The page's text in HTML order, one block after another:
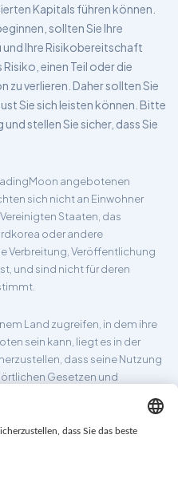
Kapitals führen können.
sollten Sie Ihre
und Ihre Risikobereitschaft
einen Teil oder die
zu verlieren. Daher sollten Sie
Sie sich leisten können. Bitte
stellen Sie sicher, dass Sie
angebotenen
sich nicht an Einwohner
Staaten, das
oder andere
Verbreitung, Veröffentlichung
und sind nicht für deren
Land zugreifen, in dem ihre
sein kann, liegt es in der
dass seine Nutzung
Gesetzen und
für alle